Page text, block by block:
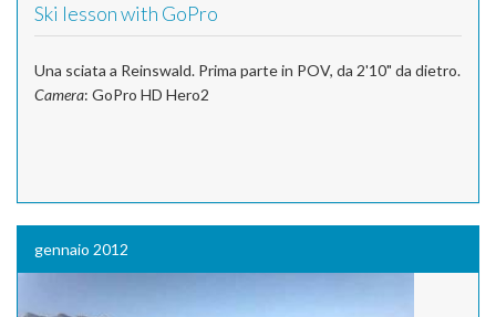
Ski lesson with GoPro
Una sciata a Reinswald. Prima parte in POV, da 2'10" da dietro.
Camera: GoPro HD Hero2
gennaio 2012